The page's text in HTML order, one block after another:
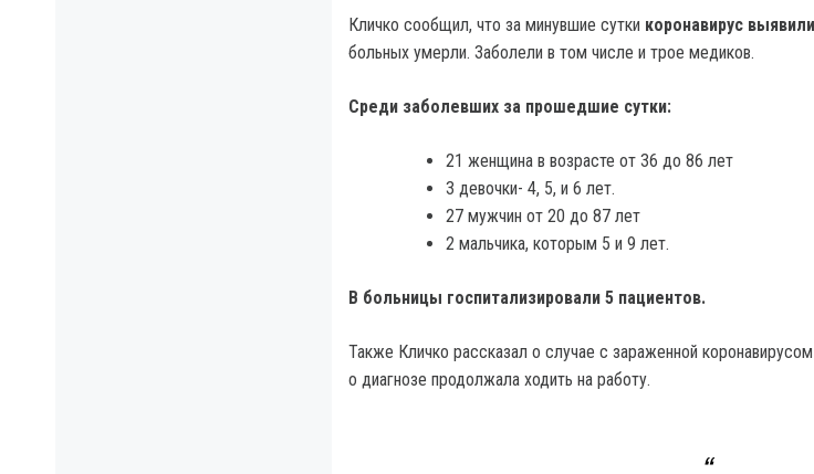
Кличко сообщил, что за минувшие сутки коронавирус
больных умерли. Заболели в том числе и трое медиков.
Среди заболевших за прошедшие сутки:
21 женщина в возрасте от 36 до 86 лет
3 девочки- 4, 5, и 6 лет.
27 мужчин от 20 до 87 лет
2 мальчика, которым 5 и 9 лет.
В больницы госпитализировали 5 пациентов.
Также Кличко рассказал о случае с зараженной
о диагнозе продолжала ходить на работу.